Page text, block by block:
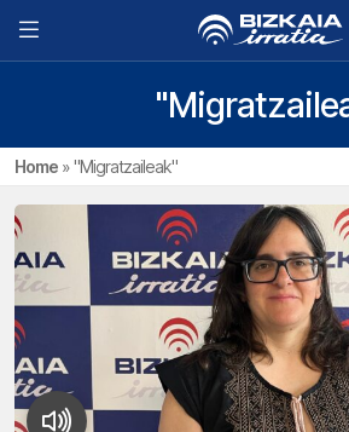
Home »"Migratzaileak"